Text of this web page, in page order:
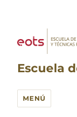
Escuela
MENÚ